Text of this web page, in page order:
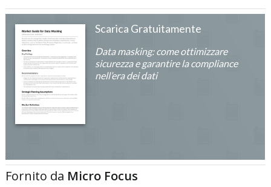
Scarica Gratuitamente
Data masking: come ottimizzare
sicurezza e garantire la compliance
nell’era dei dati
Fornito da Micro Focus